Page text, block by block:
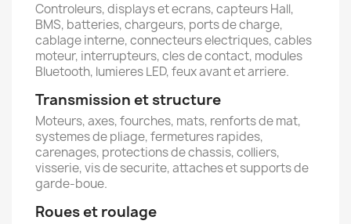
Controleurs, displays et ecrans, capteurs Hall,
BMS, batteries, chargeurs, ports de charge,
cablage interne, connecteurs electriques, cables
moteur, interrupteurs, cles de contact, modules
Bluetooth, lumieres LED, feux avant et arriere.
Transmission et structure
Moteurs, axes, fourches, mats, renforts de mat,
systemes de pliage, fermetures rapides,
carenages, protections de chassis, colliers,
visserie, vis de securite, attaches et supports de
garde-boue.
Roues et roulage